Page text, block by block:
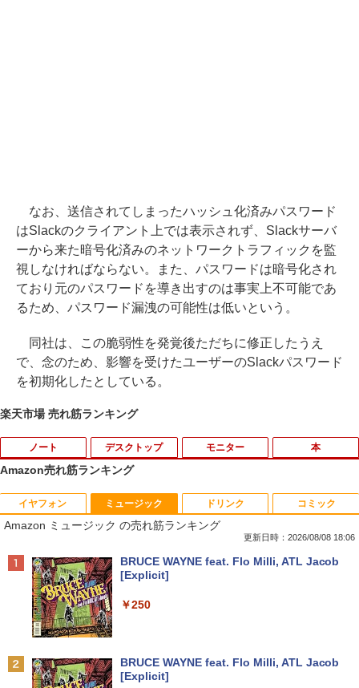
なお、送信されてしまったハッシュ化済みパスワード
はSlackのクライアント上では表示されず、Slackサーバ
ーから来た暗号化済みのネットワークトラフィックを監
視しなければならない。また、パスワードは暗号化され
ており元のパスワードを導き出すのは事実上不可能であ
るため、パスワード漏洩の可能性は低いという。
同社は、この脆弱性を発覚後ただちに修正したうえ
で、念のため、影響を受けたユーザーのSlackパスワード
を初期化したとしている。
楽天市場 売れ筋ランキング
ノート
1
【期間限定破格金額！】新生活 新古品 W
in11搭載 パソコンノートパソコンoffice
付き 初心者向けノートPC 初期設定済 1
メモリ4GB～ 高速SSD1TB 最大 フルHD
Webカメラ zoom 軽量薄型 無線 型番更
Panasonic Let's note CF-SZ6/12.1型F
デスクトップ モニター
1
【マラソンセール期間中ポイント5倍】中
古モニター 19インチ スクエア SXGA 12
80x1024 IPSパネル ノングレア DELL P1
搭載 動作確認済み 30日保証 送料無料
2
まで】 ゲーミングモニター 24.5インチ F
HD 240Hz 1ms Fast IPSパネル HDMI2.0
本
1
BARFOUT! SPECIAL EDITION EARLY
AUTUMN 2026 / TIME TRAVEL 岩本 照
（Snow Man） [ ブラウンズブックス ]
￥1,870
￥1,870
Amazon売れ筋ランキング
イヤフォン
Anker Soundcore P40i オフホワイト
Anker Soundcore P31i ブラック
ミュージック
Amazon ミュージック の売れ筋ランキング
更新日時：2026/08/08 18:06
BRUCE WAYNE feat. Flo Milli, ATL Jacob
[Explicit]
￥250
BRUCE WAYNE feat. Flo Milli, ATL Jacob
[Explicit]
ドリンク コミック